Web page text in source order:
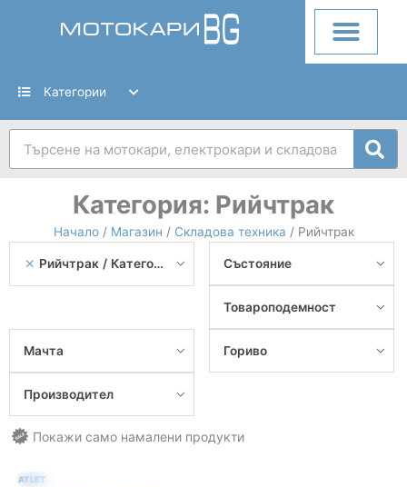
Категории
Категория: Рийчтрак
Начало/ Магазин / Складова техника / Рийчтрак
Рийчтрак Категории Състояние
Товароподемност
Мачта Гориво
Производител
НАЛИЧЕН
ATLET